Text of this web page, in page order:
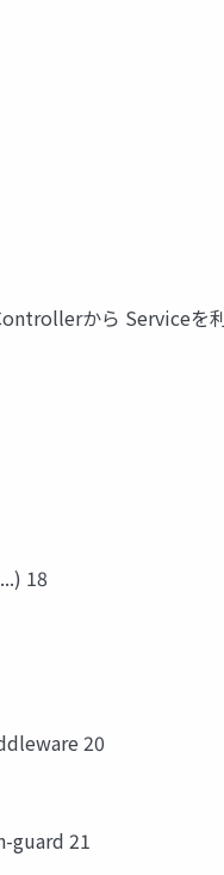
から Serviceを
18
20
guard 21